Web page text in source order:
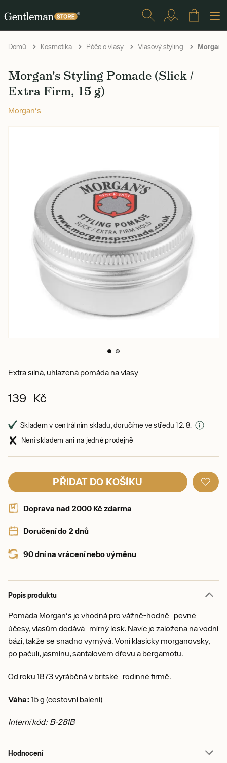
Domů Kosmetika Péče o vlasy Vlasový styling
Morgan's Styling Pomade (Slick /
Extra Firm, 15 g)
Morgan's
Extra silná, uhlazená pomáda na vlasy
139 Kč
Skladem v centrálním skladu, doručíme ve středu 12. 8.
Není skladem ani na jedné prodejně
PŘIDAT DO KOŠÍKU
Doprava nad 2000 Kč zdarma
Doručení do 2 dnů
90 dní na vrácení nebo výměnu
Popis produktu
Pomáda Morgan's je vhodná pro vážně-hodně pevné
účesy, vlasům dodává mírný lesk. Navíc je založena na vodní
bázi, takže se snadno vymývá. Voní klasicky morganovsky,
po pačuli, jasmínu, santalovém dřevu a bergamotu.
Od roku 1873 vyráběná v britské rodinné firmě.
Váha: 15 g (cestovní balení)
Interní kód: B-281B
Hodnocení